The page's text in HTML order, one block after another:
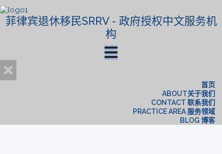
菲律宾退休移民SRRV - 政府授权中文服务机
构
首页
ABOUT关于我们
CONTACT 联系我们
PRACTICE AREA 服务领域
BLOG 博客